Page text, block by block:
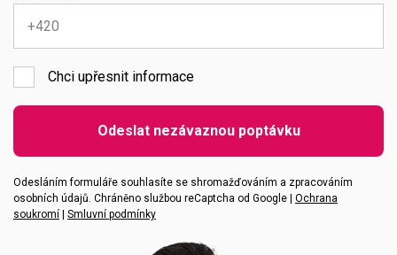
Chci upřesnit informace
Emailová adresa
Vaše zpráva
Odeslat nezávaznou poptávku
Odesláním formuláře souhlasíte se shromažďováním a zpracováním
osobních údajů. Chráněno službou reCaptcha od Google | Ochrana
soukromí | Smluvní podmínky